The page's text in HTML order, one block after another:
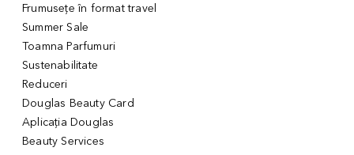
Frumusețe în format travel
Summer Sale
Toamna Parfumuri
Sustenabilitate
Reduceri
Douglas Beauty Card
Aplicația Douglas
Beauty Services